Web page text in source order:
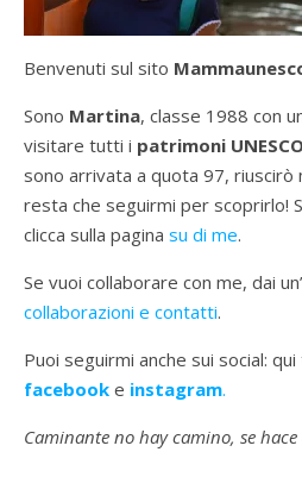
Benvenuti sul sito
Sono Martina, classe 1988 con
visitare tutti i patrimoni UNESCO
sono arrivata a quota 97, riuscirò
resta che seguirmi per scoprirlo!
clicca sulla pagina su di me.
Se vuoi collaborare con me, dai
collaborazioni e contatti.
Puoi seguirmi anche sui social:
facebook e instagram.
Caminante no hay camino, se